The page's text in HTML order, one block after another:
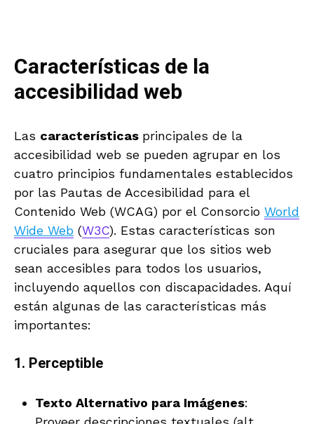
Características de la
accesibilidad web
Las características principales de la
accesibilidad web se pueden agrupar en los
cuatro principios fundamentales establecidos
por las Pautas de Accesibilidad para el
Contenido Web (WCAG) por el Consorcio World
Wide Web (W3C). Estas características son
cruciales para asegurar que los sitios web
sean accesibles para todos los usuarios,
incluyendo aquellos con discapacidades. Aquí
están algunas de las características más
importantes:
1. Perceptible
Texto Alternativo para Imágenes: